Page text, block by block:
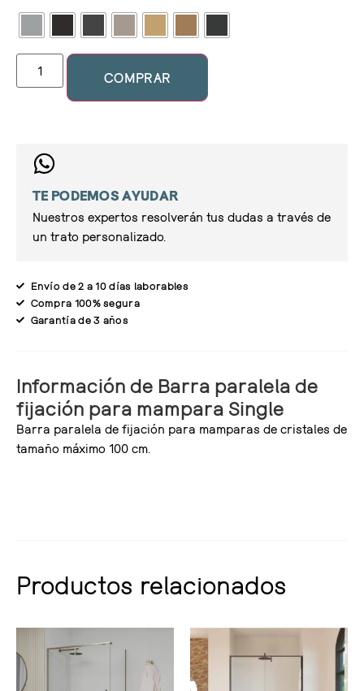
COMPRAR
TE PODEMOS AYUDAR
Nuestros expertos resolverán tus dudas a través de
un trato personalizado.
Envío de 2 a 10 días laborables
Compra 100% segura
Garantía de 3 años
Información de Barra paralela de
fijación para mampara Single
Barra paralela de fijación para mamparas de cristales de
tamaño máximo 100 cm.
Productos relacionados